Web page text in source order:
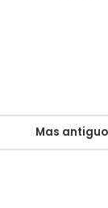
Mas antiguo